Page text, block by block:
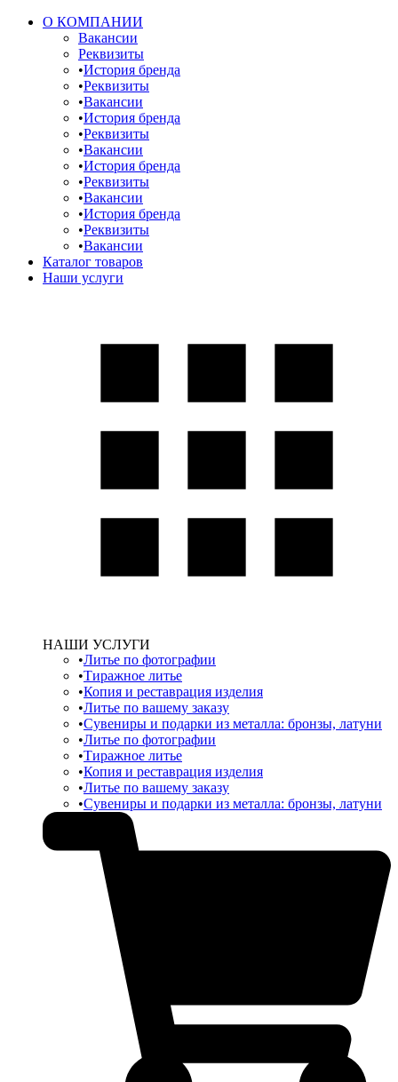
О КОМПАНИИ
Вакансии
Реквизиты
История бренда
Реквизиты
Вакансии
История бренда
Реквизиты
Вакансии
История бренда
Реквизиты
Вакансии
История бренда
Реквизиты
Вакансии
Каталог товаров
Наши услуги
НАШИ УСЛУГИ
Литье по фотографии
Тиражное литье
Копия и реставрация изделия
Литье по вашему заказу
Сувениры и подарки из металла: бронзы, латуни
Литье по фотографии
Тиражное литье
Копия и реставрация изделия
Литье по вашему заказу
Сувениры и подарки из металла: бронзы, латуни